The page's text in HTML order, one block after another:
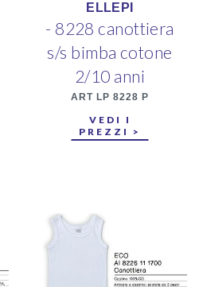
ELLEPI
- 8228 canottiera
s/s bimba cotone
2/10 anni
ART LP 8228 P
VEDI I
PREZZI >